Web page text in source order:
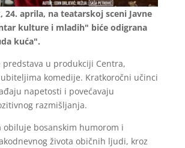
24. aprila, na teatarskoj sceni Javne
kulture i mladih" biće odigrana
kuća".
predstava u produkciji Centra,
komedije. Kratkoročni učinci
napetosti i povećavaju
razmišljanja.
obiluje bosanskim humorom i
života običnih ljudi, kroz